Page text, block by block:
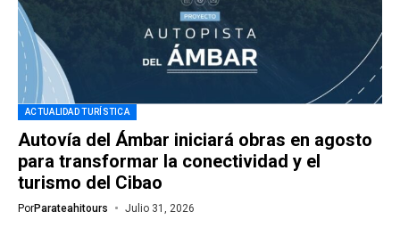
ACTUALIDAD TURÍSTICA
Autovía del Ámbar iniciará obras en agosto
para transformar la conectividad y el
turismo del Cibao
PorParateahitours Julio 31, 2026